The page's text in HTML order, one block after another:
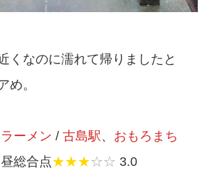
くなのに濡れて帰りましたと
め。
ラーメン / 古島駅、 おもろまち
総合点★★★☆☆ 3.0